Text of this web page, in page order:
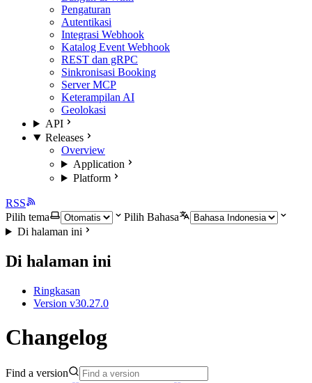
Pengaturan
Autentikasi
Integrasi Webhook
Katalog Event Webhook
REST dan gRPC
Sinkronisasi Booking
Server MCP
Keterampilan AI
Geolokasi
API
Releases
Overview
Application
Platform
RSS
Pilih tema
Pilih Bahasa
Di halaman ini
Di halaman ini
Ringkasan
Version v30.27.0
Changelog
Find a version